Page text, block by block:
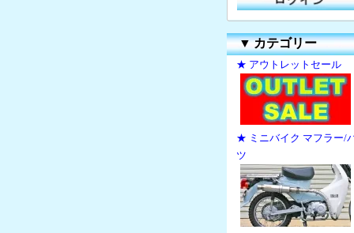
▼カテゴリー
★ アウトレットセール
★ ミニバイク マフラー/
ツ